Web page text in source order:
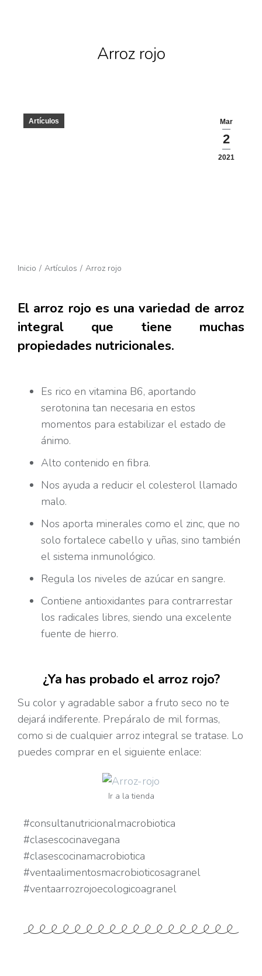
Arroz rojo
Mar
2
2021
Artículos
Estás aquí:
Inicio Artículos Arroz rojo
El arroz rojo es una variedad de arroz
integral que tiene muchas
propiedades nutricionales.
Es rico en vitamina B6, aportando
serotonina tan necesaria en estos
momentos para estabilizar el estado de
ánimo.
Alto contenido en fibra.
Nos ayuda a reducir el colesterol llamado
malo.
Nos aporta minerales como el zinc, que no
solo fortalece cabello y uñas, sino también
el sistema inmunológico.
Regula los niveles de azúcar en sangre.
Contiene antioxidantes para contrarrestar
los radicales libres, siendo una excelente
fuente de hierro.
¿Ya has probado el arroz rojo?
Su color y agradable sabor a fruto seco no te
dejará indiferente. Prepáralo de mil formas,
como si de cualquier arroz integral se tratase. Lo
puedes comprar en el siguiente enlace:
Ir a la tienda
#consultanutricionalmacrobiotica
#clasescocinavegana
#clasescocinamacrobiotica
#ventaalimentosmacrobioticosagranel
#ventaarrozrojoecologicoagranel